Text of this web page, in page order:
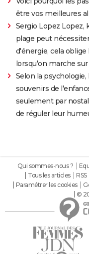
être vos meilleures
Sergio Lopez Lopez,
plage peut
d'énergie, cela
lorsqu'on marche
Selon la
souvenirs de
seulement par
de réguler leur
Qui sommes-nous ?
Tous les articles
RSS
Paramétrer les cookies
©